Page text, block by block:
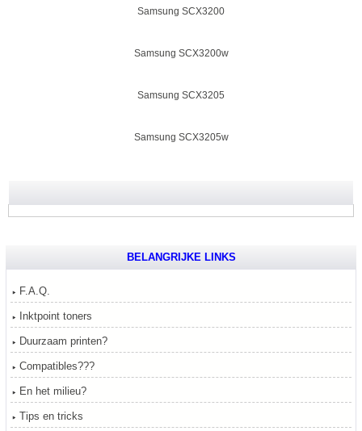
Samsung SCX3200
Samsung SCX3200w
Samsung SCX3205
Samsung SCX3205w
BELANGRIJKE LINKS
F.A.Q.
Inktpoint toners
Duurzaam printen?
Compatibles???
En het milieu?
Tips en tricks